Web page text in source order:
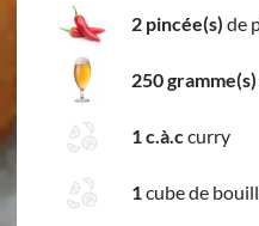
2 pincée(s) de
250 gramme(s)
1 c.à.ccurry
1cube de